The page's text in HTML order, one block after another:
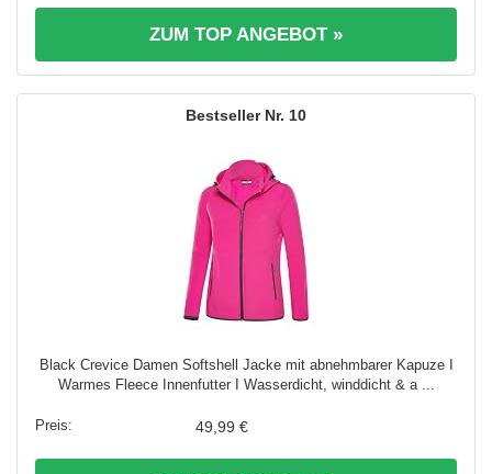
ZUM TOP ANGEBOT »
10
Black Crevice Damen Softshell Jacke mit abnehmbarer Kapuze I
Warmes Fleece Innenfutter I Wasserdicht, winddicht & a ...
49,99 €